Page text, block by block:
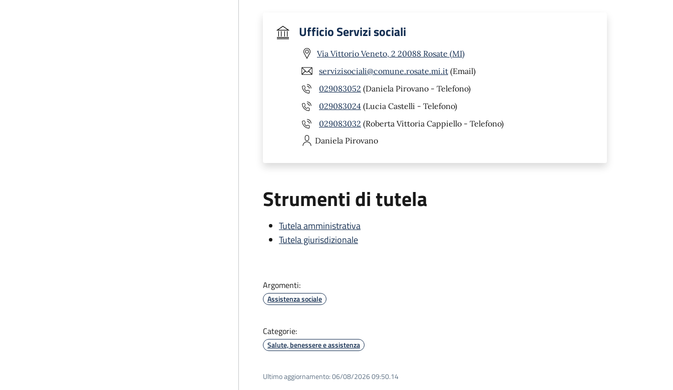
Ufficio Servizi sociali
Via Vittorio Veneto, 2 20088 Rosate (MI)
servizisociali@comune.rosate.mi.it (Email)
029083052 (Daniela Pirovano - Telefono)
029083024 (Lucia Castelli - Telefono)
029083032 (Roberta Vittoria Cappiello - Telefono)
Daniela Pirovano
Strumenti di tutela
Tutela amministrativa
Tutela giurisdizionale
Argomenti:
Assistenza sociale
Categorie:
Salute, benessere e assistenza
Ultimo aggiornamento:06/08/2026 09:50.14